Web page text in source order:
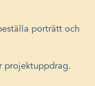
porträtt och
projektuppdrag.